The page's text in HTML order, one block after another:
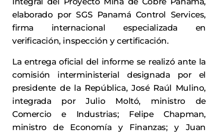
elaborado por SGS Panamá Control Services,
firma internacional especializada en
verificación, inspección y certificación.
La entrega oficial del informe se realizó ante la
comisión interministerial designada por el
presidente de la República, José Raúl Mulino,
integrada por Julio Moltó, ministro de
Comercio e Industrias; Felipe Chapman,
ministro de Economía y Finanzas; y Juan